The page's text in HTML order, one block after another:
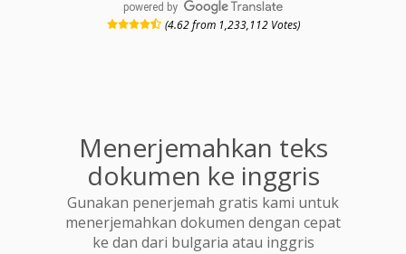
powered by
(4.62 from 1,233,112 Votes)
Menerjemahkan teks
dokumen ke inggris
Gunakan penerjemah gratis kami untuk
menerjemahkan dokumen dengan cepat
ke dan dari bulgaria atau inggris